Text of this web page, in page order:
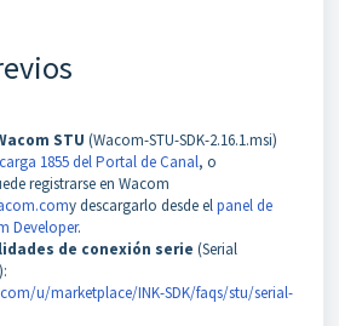
STU (Wacom-STU-SDK-2.16.1.msi)
1855 del Portal de Canal, o
registrarse en Wacom
y descargarlo desde elpanel de
Developer.
de conexión serie (Serial
u/marketplace/INK-SDK/faqs/stu/serial-